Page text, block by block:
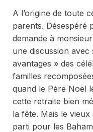
A l’origine de toute
parents. Désespéré
demande à
une discussion
avantages » des
familles
quand le Père Noël
cette retraite bien
la fête. Mais le
parti pour les